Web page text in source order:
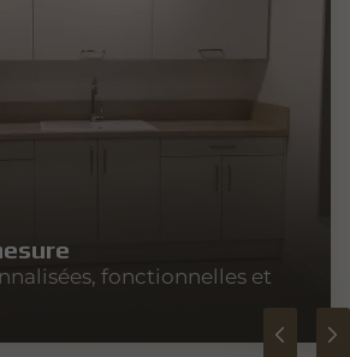
fonctionnelles et